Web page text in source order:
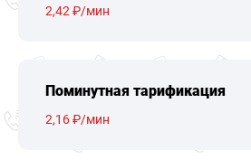
2,42 ₽/мин
Поминутная тарификация
2,16 ₽/мин